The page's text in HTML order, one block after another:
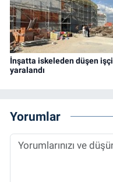
İnşatta iskeleden düşen işçi
yaralandı
Yorumlar